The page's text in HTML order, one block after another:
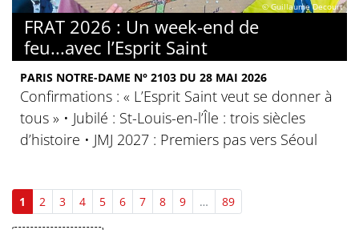
© Guillaume Decourt
FRAT 2026 : Un week-end de
feu...avec l’Esprit Saint
PARIS NOTRE-DAME N° 2103 DU 28 MAI 2026
Confirmations : « L’Esprit Saint veut se donner à
tous » • Jubilé : St-Louis-en-l’Île : trois siècles
d’histoire • JMJ 2027 : Premiers pas vers Séoul
1 2 3 4 5 6 7 8 9 … 89